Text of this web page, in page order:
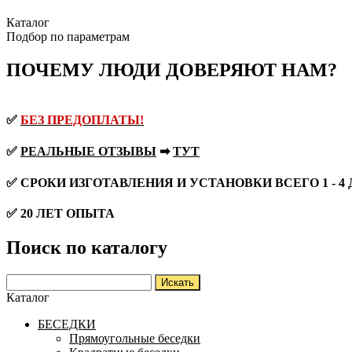
Каталог
Подбор по параметрам
ПОЧЕМУ ЛЮДИ ДОВЕРЯЮТ НАМ?
✅ БЕЗ ПРЕДОПЛАТЫ!
✅ РЕАЛЬНЫЕ ОТЗЫВЫ ➡ТУТ
✅ СРОКИ ИЗГОТАВЛЕНИЯ И УСТАНОВКИ ВСЕГО 1 - 4
✅ 20 ЛЕТ ОПЫТА
Поиск по каталогу
Каталог
БЕСЕДКИ
Прямоугольные беседки